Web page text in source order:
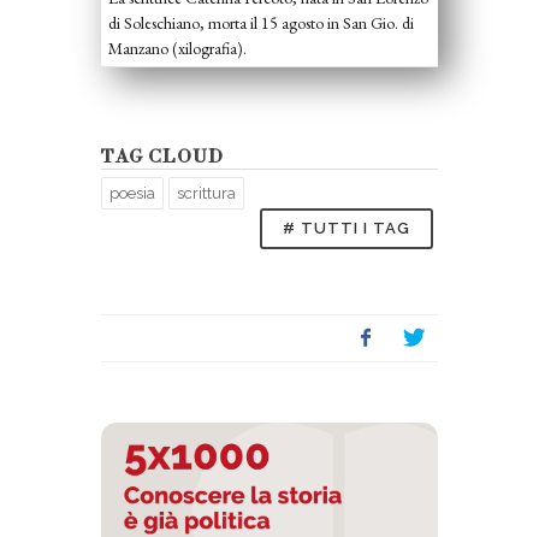
di Soleschiano, morta il 15 agosto in San Gio. di
Manzano (xilografia).
TAG CLOUD
poesia
scrittura
# TUTTI I TAG